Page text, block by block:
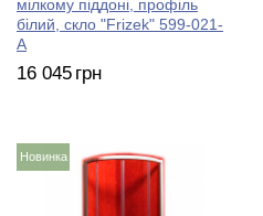
мілкому піддоні, профіль
білий, скло "Frizek" 599-021-
A
16 045 грн
Новинка